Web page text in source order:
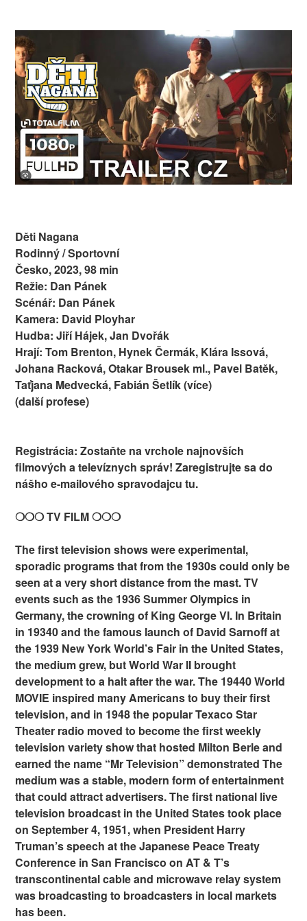
Děti Nagana
Rodinný / Sportovní
Česko, 2023, 98 min
Režie: Dan Pánek
Scénář: Dan Pánek
Kamera: David Ployhar
Hudba: Jiří Hájek, Jan Dvořák
Hrají: Tom Brenton, Hynek Čermák, Klára Issová,
Johana Racková, Otakar Brousek ml., Pavel Batěk,
Taťjana Medvecká, Fabián Šetlík (více)
(další profese)
Registrácia: Zostaňte na vrchole najnovších
filmových a televíznych správ! Zaregistrujte sa do
nášho e-mailového spravodajcu tu.
❍❍❍ TV FILM ❍❍❍
The first television shows were experimental,
sporadic programs that from the 1930s could only be
seen at a very short distance from the mast. TV
events such as the 1936 Summer Olympics in
Germany, the crowning of King George VI. In Britain
in 19340 and the famous launch of David Sarnoff at
the 1939 New York World’s Fair in the United States,
the medium grew, but World War II brought
development to a halt after the war. The 19440 World
MOVIE inspired many Americans to buy their first
television, and in 1948 the popular Texaco Star
Theater radio moved to become the first weekly
television variety show that hosted Milton Berle and
earned the name “Mr Television” demonstrated The
medium was a stable, modern form of entertainment
that could attract advertisers. The first national live
television broadcast in the United States took place
on September 4, 1951, when President Harry
Truman’s speech at the Japanese Peace Treaty
Conference in San Francisco on AT & T’s
transcontinental cable and microwave relay system
was broadcasting to broadcasters in local markets
has been.